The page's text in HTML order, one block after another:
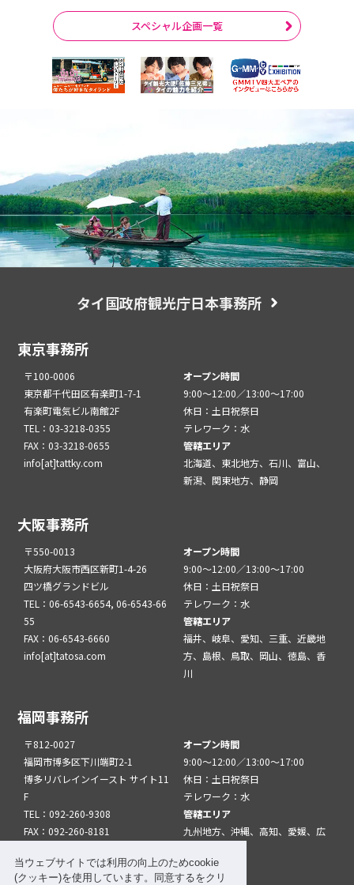
当ウェブサイトでは利用の向上のためcookie
(クッキー)を使用しています。同意するをクリ
スペシャル企画一覧
タイ国政府観光庁日本事務所
東京事務所
〒100-0006
東京都千代田区有楽町1-7-1
有楽町電気ビル南館2F
TEL：03-3218-0355
FAX：03-3218-0655
info[at]tattky.com
オープン時間
9:00～12:00／13:00～17:00
休日：土日祝祭日
テレワーク：水
管轄エリア
北海道、東北地方、石川、富山、
新潟、関東地方、静岡
大阪事務所
〒550-0013
大阪府大阪市西区新町1-4-26
四ツ橋グランドビル
TEL：06-6543-6654, 06-6543-66
55
FAX：06-6543-6660
info[at]tatosa.com
オープン時間
9:00～12:00／13:00～17:00
休日：土日祝祭日
テレワーク：水
管轄エリア
福井、岐阜、愛知、三重、近畿地
方、島根、鳥取、岡山、徳島、香
川
福岡事務所
〒812-0027
福岡市博多区下川端町2-1
博多リバレインイースト サイト11
F
TEL：092-260-9308
FAX：092-260-8181
オープン時間
9:00～12:00／13:00～17:00
休日：土日祝祭日
テレワーク：水
管轄エリア
九州地方、沖縄、高知、愛媛、広